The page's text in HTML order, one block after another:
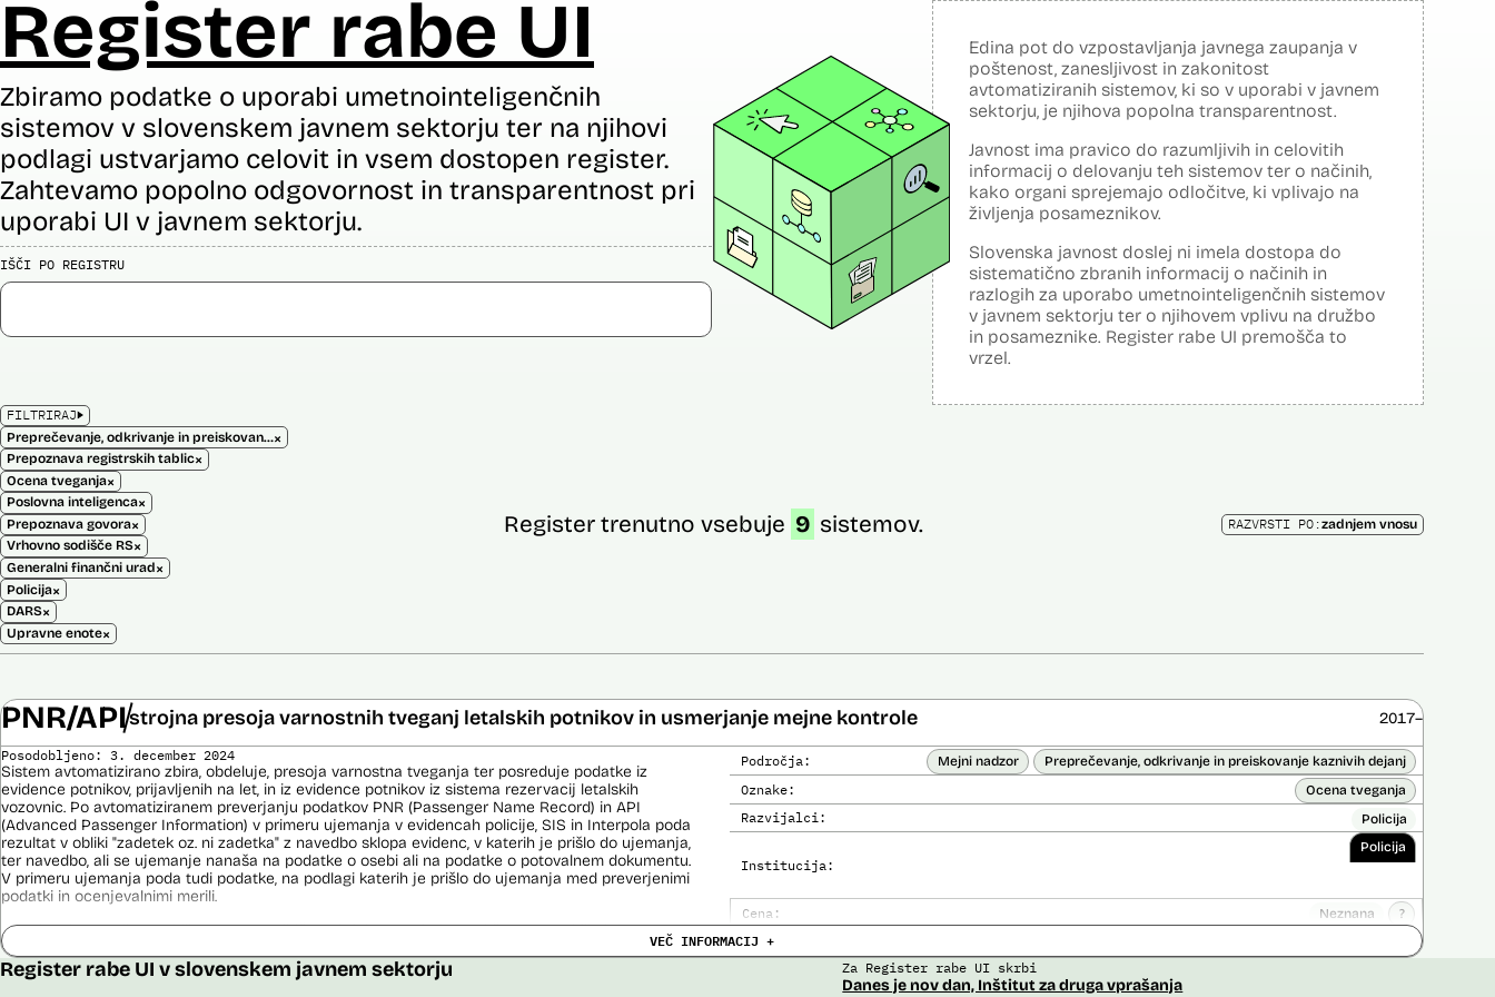
Register rabe UI
Zbiramo podatke o uporabi umetnointeligenčnih
sistemov v slovenskem javnem sektorju ter na njihovi
podlagi ustvarjamo celovit in vsem dostopen register.
Zahtevamo popolno odgovornost in transparentnost pri
uporabi UI v javnem sektorju.
IŠČI PO REGISTRU
Edina pot do vzpostavljanja javnega zaupanja v
poštenost, zanesljivost in zakonitost
avtomatiziranih sistemov, ki so v uporabi v javnem
sektorju, je njihova popolna transparentnost.
Javnost ima pravico do razumljivih in celovitih
informacij o delovanju teh sistemov ter o načinih,
kako organi sprejemajo odločitve, ki vplivajo na
življenja posameznikov.
Slovenska javnost doslej ni imela dostopa do
sistematično zbranih informacij o načinih in
razlogih za uporabo umetnointeligenčnih sistemov
v javnem sektorju ter o njihovem vplivu na družbo
in posameznike. Register rabe UI premošča to
vrzel.
FILTRIRAJ
Preprečevanje, odkrivanje in preiskovanje kaznivih dejanj×
Prepoznava registrskih tablic×
Ocena tveganja×
Poslovna inteligenca×
Prepoznava govora×
Vrhovno sodišče RS×
Generalni finančni urad×
Policija×
DARS×
Upravne enote×
Register trenutno vsebuje 9 sistemov. RAZVRSTI PO:zadnjem vnosu
PNR/APIstrojna presoja varnostnih tveganj letalskih potnikov in usmerjanje mejne kontrole 2017–
Področja: Mejni nadzor Preprečevanje, odkrivanje in preiskovanje kaznivih dejanj
Oznake: Ocena tveganja
Razvijalci: Policija
Institucija:
Policija
Cena: Neznana ?
Analiza učinka na človekove pravice opravljena:
Analiza učinka na osebne podatke opravljena:
Posodobljeno: 3. december 2024
Sistem avtomatizirano zbira, obdeluje, presoja varnostna tveganja ter posreduje podatke iz
evidence potnikov, prijavljenih na let, in iz evidence potnikov iz sistema rezervacij letalskih
vozovnic. Po avtomatiziranem preverjanju podatkov PNR (Passenger Name Record) in API
(Advanced Passenger Information) v primeru ujemanja v evidencah policije, SIS in Interpola poda
rezultat v obliki "zadetek oz. ni zadetka" z navedbo sklopa evidenc, v katerih je prišlo do ujemanja,
ter navedbo, ali se ujemanje nanaša na podatke o osebi ali na podatke o potovalnem dokumentu.
V primeru ujemanja poda tudi podatke, na podlagi katerih je prišlo do ujemanja med preverjenimi
podatki in ocenjevalnimi merili.
Ocenjevalna merila so oblikovana z analitično obdelavo podatkov, pri čemer se oblikujejo
indikatorji tveganja, ki predstavljajo posamezne podatke, za katere je bilo pri analitični obdelavi
ugotovljeno, da predstavljajo specifične potovalne vzorce storilcev terorističnih in drugih hudih
kaznivih dejanj oziroma njihovih žrtev ter zato omogočajo usmerjeno delo policije in drugih
VEČ INFORMACIJ +
Register rabe UI v slovenskem javnem sektorju Za Register rabe UI skrbi
Danes je nov dan, Inštitut za druga vprašanja